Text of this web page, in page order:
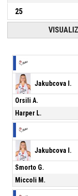
25
Jakubcova I.
Orsili A.
Harper L.
Jakubcova I.
Smorto G.
Miccoli M.